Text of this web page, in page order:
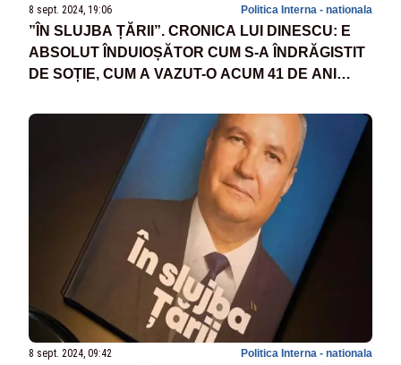
8 sept. 2024, 19:06 Politica Interna - nationala
”ÎN SLUJBA ȚĂRII”. CRONICA LUI DINESCU: E
ABSOLUT ÎNDUIOȘĂTOR CUM S-A ÎNDRĂGISTIT
DE SOȚIE, CUM A VAZUT-O ACUM 41 DE ANI
8 sept. 2024, 09:42 Politica Interna - nationala